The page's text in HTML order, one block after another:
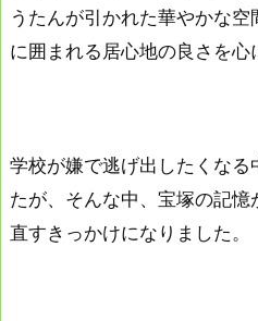
うたんが引かれた華やかな
に囲まれる居心地の良さを心
学校が嫌で逃げ出したくな
たが、そんな中、宝塚の記憶
直すきっかけになりました。